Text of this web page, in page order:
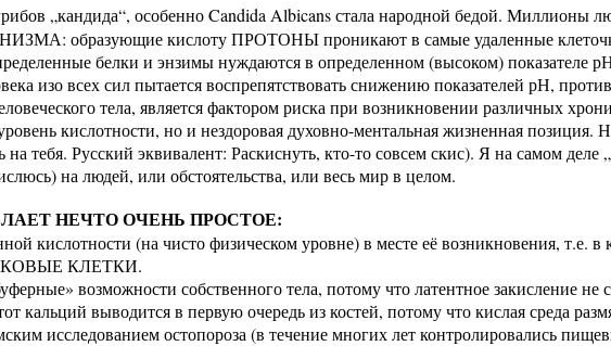
„кандида“, особенно Candida Albicans стала народной бедой. Миллионы
образующие кислоту ПРОТОНЫ проникают в самые удаленные
белки и энзимы нуждаются в определенном (высоком) показателе
изо всех сил пытается воспрепятствовать снижению показателей рН,
тела, является фактором риска при возникновении различных
кислотности, но и нездоровая духовно-ментальная жизненная позиция.
тебя. Русский эквивалент: Раскиснуть, кто-то совсем скис). Я на самом
на людей, или обстоятельства, или весь мир в целом.
НЕЧТО ОЧЕНЬ ПРОСТОЕ:
кислотности (на чисто физическом уровне) в месте её возникновения, т.е.
КЛЕТКИ.
возможности собственного тела, потому что латентное закисление не
выводится в первую очередь из костей, потому что кислая среда
исследованием остопороза (в течение многих лет контролировались